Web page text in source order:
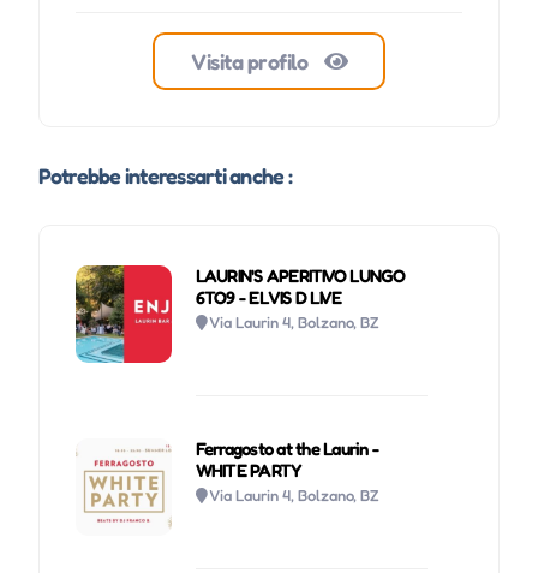
Visita profilo
Potrebbe interessarti anche :
LAURIN'S APERITIVO LUNGO
6TO9 - ELVIS D LIVE
Via Laurin 4, Bolzano, BZ
Ferragosto at the Laurin -
WHITE PARTY
Via Laurin 4, Bolzano, BZ